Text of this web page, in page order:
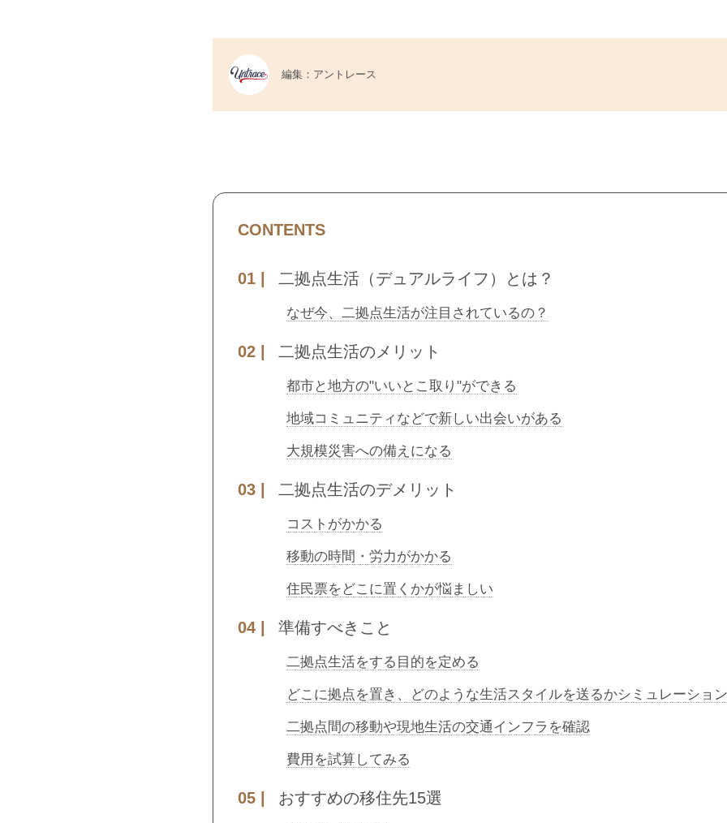
編集：アントレース
CONTENTS
二拠点生活（デュアルライフ）とは？
なぜ今、二拠点生活が注目されているの？
二拠点生活のメリット
都市と地方の"いいとこ取り"ができる
地域コミュニティなどで新しい出会いがある
大規模災害への備えになる
二拠点生活のデメリット
コストがかかる
移動の時間・労力がかかる
住民票をどこに置くかが悩ましい
準備すべきこと
二拠点生活をする目的を定める
どこに拠点を置き、どのような生活スタイルを送るかシミュレーショ
二拠点間の移動や現地生活の交通インフラを確認
費用を試算してみる
おすすめの移住先15選